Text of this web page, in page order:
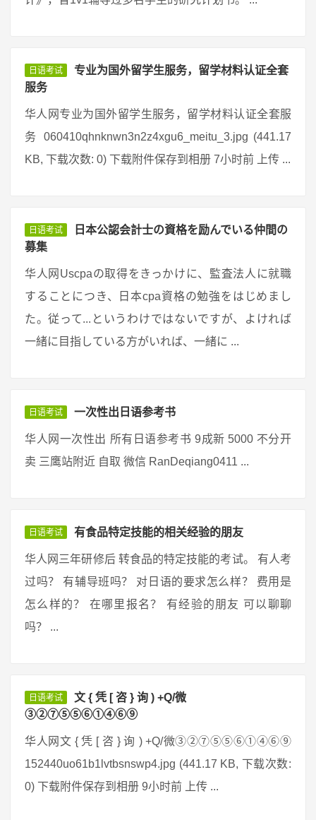
日语考试
专业为国外留学生服务，留学材料认证全套
服务
华人网专业为国外留学生服务，留学材料认证全套服
务 060410qhnknwn3n2z4xgu6_meitu_3.jpg (441.17
KB, 下载次数: 0) 下载附件保存到相册 7小时前 上传 ...
日语考试
日本公認会計士の資格を励んでいる仲間の
募集
华人网Uscpaの取得をきっかけに、監査法人に就職
することにつき、日本cpa資格の勉強をはじめまし
た。従って...というわけではないですが、よければ
一緒に目指している方がいれば、一緒に ...
日语考试 一次性出日语参考书
华人网一次性出 所有日语参考书 9成新 5000 不分开
卖 三鹰站附近 自取 微信 RanDeqiang0411 ...
日语考试 有食品特定技能的相关经验的朋友
华人网三年研修后 转食品的特定技能的考试。 有人考
过吗？ 有辅导班吗？ 对日语的要求怎么样？ 费用是
怎么样的？ 在哪里报名？ 有经验的朋友 可以聊聊
吗？ ...
日语考试
文 { 凭 [ 咨 } 询 ) +Q/微
③②⑦⑤⑤⑥①④⑥⑨
华人网文 { 凭 [ 咨 } 询 ) +Q/微③②⑦⑤⑤⑥①④⑥⑨
152440uo61b1lvtbsnswp4.jpg (441.17 KB, 下载次数:
0) 下载附件保存到相册 9小时前 上传 ...